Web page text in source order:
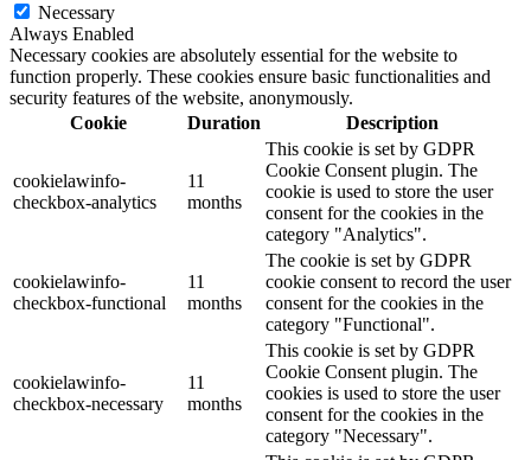
Necessary
Always Enabled
Necessary cookies are absolutely essential for the website to
function properly. These cookies ensure basic functionalities and
security features of the website, anonymously.
Cookie
Duration Description
cookielawinfo-
checkbox-analytics
11
months
This cookie is set by GDPR
Cookie Consent plugin. The
cookie is used to store the user
consent for the cookies in the
category "Analytics".
cookielawinfo-
checkbox-functional
11
months
The cookie is set by GDPR
cookie consent to record the user
consent for the cookies in the
category "Functional".
cookielawinfo-
checkbox-necessary
11
months
This cookie is set by GDPR
Cookie Consent plugin. The
cookies is used to store the user
consent for the cookies in the
category "Necessary".